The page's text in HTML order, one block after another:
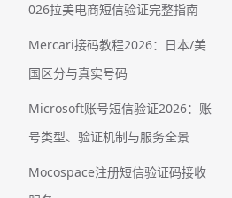
026拉美电商短信验证完整指南
Mercari接码教程2026：日本/美
国区分与真实号码
Microsoft账号短信验证2026：账
号类型、验证机制与服务全景
Mocospace注册短信验证码接收